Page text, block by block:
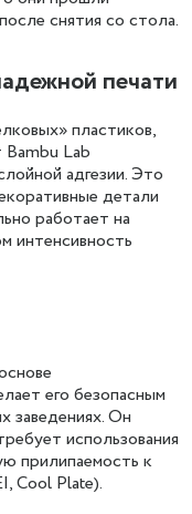
снятия со стола.
печати
пластиков,
Lab
адгезии. Это
детали
работает на
интенсивность
его безопасным
заведениях. Он
использования
прилипаемость к
Cool Plate).